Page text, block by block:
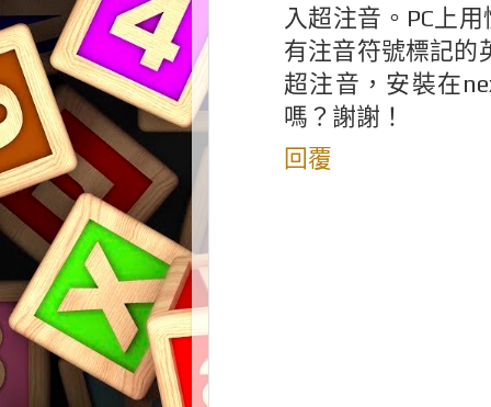
入超注音。PC上
有注音符號標記的
超注音，安裝在
嗎？謝謝！
回覆